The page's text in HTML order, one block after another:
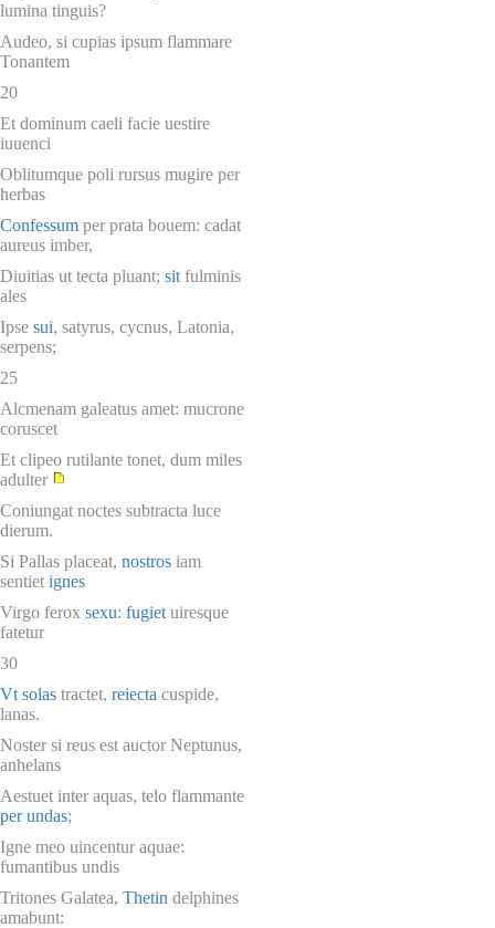
lumina tinguis?
Audeo, si cupias ipsum flammare
Tonantem
20
Et dominum caeli facie uestire
iuuenci
Oblitumque poli rursus mugire per
herbas
Confessum per prata bouem: cadat
aureus imber,
Diuitias ut tecta pluant; sit fulminis
ales
Ipse sui, satyrus, cycnus, Latonia,
serpens;
25
Alcmenam galeatus amet: mucrone
coruscet
Et clipeo rutilante tonet, dum miles
adulter
Coniungat noctes subtracta luce
dierum.
Si Pallas placeat, nostros iam
sentiet ignes
Virgo ferox sexu: fugiet uiresque
fatetur
30
Vt solas tractet, reiecta cuspide,
lanas.
Noster si reus est auctor Neptunus,
anhelans
Aestuet inter aquas, telo flammante
per undas;
Igne meo uincentur aquae:
fumantibus undis
Tritones Galatea, Thetin delphines
amabunt: